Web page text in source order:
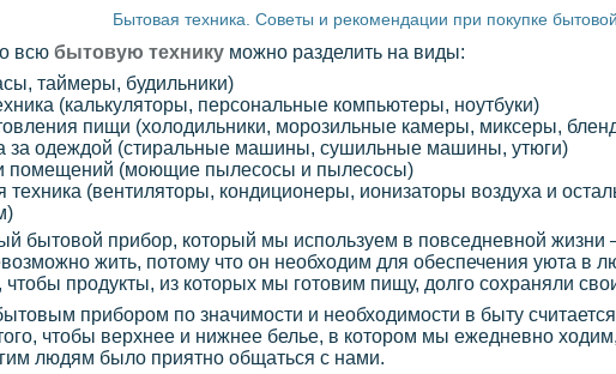
Бытовая техника. Советы и рекомендации при покупке
всю бытовую технику можно разделить на виды:
таймеры, будильники)
(калькуляторы, персональные компьютеры, ноутбуки)
пищи (холодильники, морозильные камеры, миксеры,
за одеждой (стиральные машины, сушильные машины, утюги)
помещений (моющие пылесосы и пылесосы)
(вентиляторы, кондиционеры, ионизаторы воздуха и
бытовой прибор, который мы используем в повседневной жизни
жить, потому что он необходим для обеспечения уюта
продукты, из которых мы готовим пищу, долго сохраняли
прибором по значимости и необходимости в быту
чтобы верхнее и нижнее белье, в котором мы ежедневно
людям было приятно общаться с нами.